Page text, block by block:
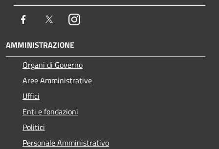
Facebook TwitterInstagram
AMMINISTRAZIONE
Organi di Governo
Aree Amministrative
Uffici
Enti e fondazioni
Politici
Personale Amministrativo